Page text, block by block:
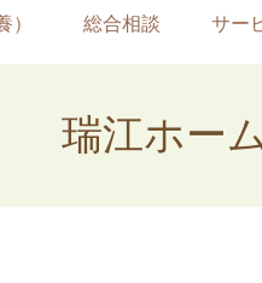
総合相談 サー
瑞江ホー